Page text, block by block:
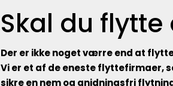
Skal du flytte
Der er ikke noget værre end at
Vi er et af de eneste flyttefirmaer,
sikre en nem og gnidningsfri